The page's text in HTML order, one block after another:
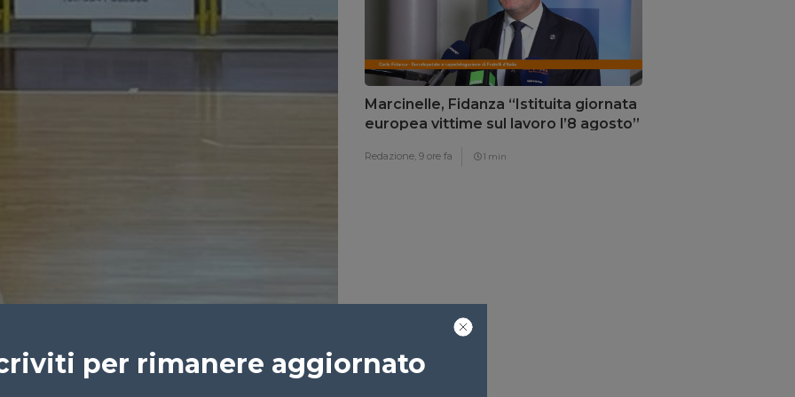
Marcinelle, Fidanza “Istituita giornata
europea vittime sul lavoro l’8 agosto”
Redazione, 9 ore fa 1 min
per rimanere aggiornato